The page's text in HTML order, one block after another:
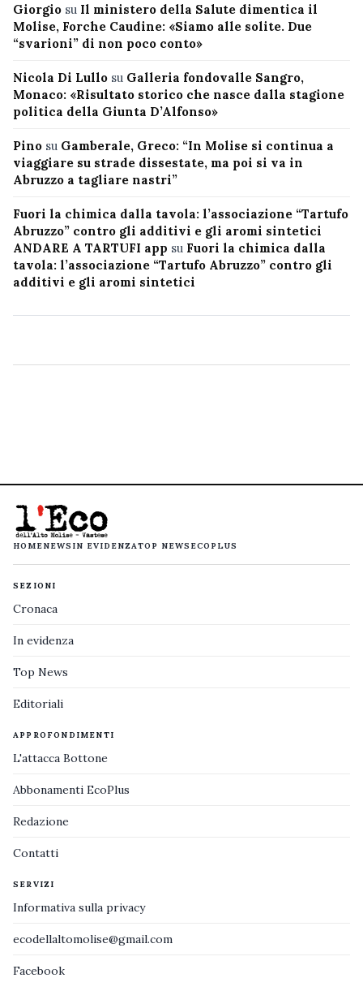
Giorgio su Il ministero della Salute dimentica il
Molise, Forche Caudine: «Siamo alle solite. Due
“svarioni” di non poco conto»
Nicola Di Lullo su Galleria fondovalle Sangro,
Monaco: «Risultato storico che nasce dalla stagione
politica della Giunta D’Alfonso»
Pino su Gamberale, Greco: “In Molise si continua a
viaggiare su strade dissestate, ma poi si va in
Abruzzo a tagliare nastri”
Fuori la chimica dalla tavola: l’associazione “Tartufo
Abruzzo” contro gli additivi e gli aromi sintetici
ANDARE A TARTUFI app su Fuori la chimica dalla
tavola: l’associazione “Tartufo Abruzzo” contro gli
additivi e gli aromi sintetici
HOMENEWS IN EVIDENZATOP NEWS ECOPLUS
SEZIONI
Cronaca
In evidenza
Top News
Editoriali
APPROFONDIMENTI
L'attacca Bottone
Abbonamenti EcoPlus
Redazione
Contatti
SERVIZI
Informativa sulla privacy
ecodellaltomolise@gmail.com
Facebook